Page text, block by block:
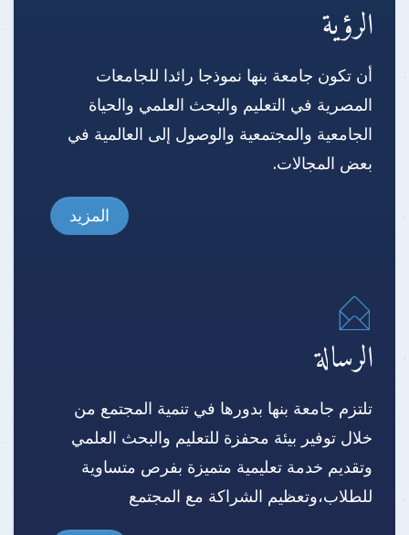
الرؤية
أن تكون جامعة بنها نموذجا رائدا للجامعات
المصرية في التعليم والبحث العلمي والحياة
الجامعية والمجتمعية والوصول إلى العالمية في
بعض المجالات.
المزيد
الرسالة
تلتزم جامعة بنها بدورها في تنمية المجتمع من
خلال توفير بيئة محفزة للتعليم والبحث العلمي
وتقديم خدمة تعليمية متميزة بفرص متساوية
للطلاب،وتعظيم الشراكة مع المجتمع